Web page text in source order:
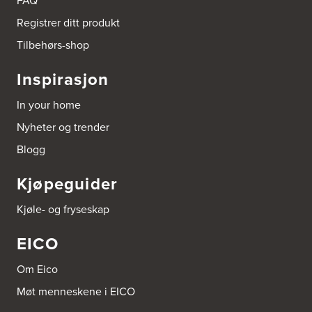
Hos EICO tør vi i aller høyeste grad å «legge hånden på
platetoppen» sammen med deg – uansett hvilken modell
du velger!
Registrer ditt produkt
Tilbehørs-shop
Inspirasjon
In your home
Nyheter og trender
Blogg
Kjøpeguider
Kjøle- og fryseskap
EICO
Om Eico
Møt menneskene i EICO